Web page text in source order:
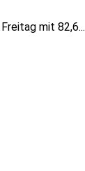
mit 82,6...